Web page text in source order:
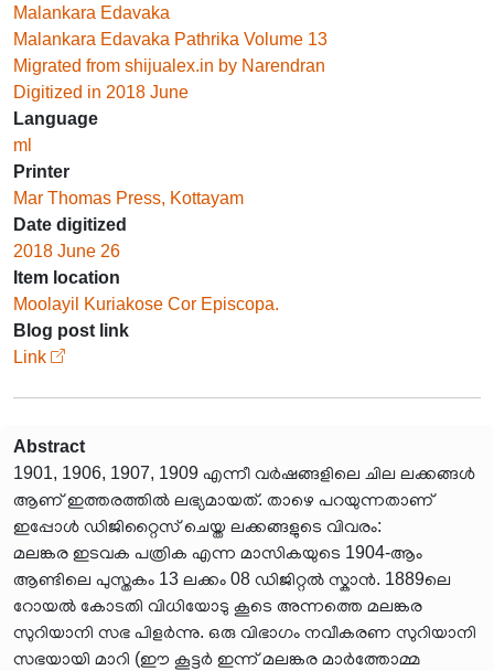
Malankara Edavaka
Malankara Edavaka Pathrika Volume 13
Migrated from shijualex.in by Narendran
Digitized in 2018 June
Language
ml
Printer
Mar Thomas Press, Kottayam
Date digitized
2018 June 26
Item location
Moolayil Kuriakose Cor Episcopa.
Blog post link
Link
Abstract
1901, 1906, 1907, 1909 എന്നീ വർഷങ്ങളിലെ ചില ലക്കങ്ങൾ
ആണ് ഇത്തരത്തിൽ ലഭ്യമായത്. താഴെ പറയുന്നതാണ്
ഇപ്പോൾ ഡിജിറ്റൈസ് ചെയ്ത ലക്കങ്ങളുടെ വിവരം:
മലങ്കര ഇടവക പത്രിക എന്ന മാസികയുടെ 1904-ആം
ആണ്ടിലെ പുസ്തകം 13 ലക്കം 08 ഡിജിറ്റൽ സ്കാൻ. 1889ലെ
റോയൽ കോടതി വിധിയോടു കൂടെ അന്നത്തെ മലങ്കര
സുറിയാനി സഭ പിളർന്നു. ഒരു വിഭാഗം നവീകരണ സുറിയാനി
സഭയായി മാറി (ഈ കൂട്ടർ ഇന്ന് മലങ്കര മാർത്തോമ്മ